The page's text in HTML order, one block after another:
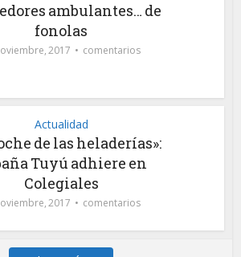
ambulantes… de
fonolas
2017 comentarios
Actualidad
de las heladerías»:
Tuyú adhiere en
Colegiales
2017 comentarios